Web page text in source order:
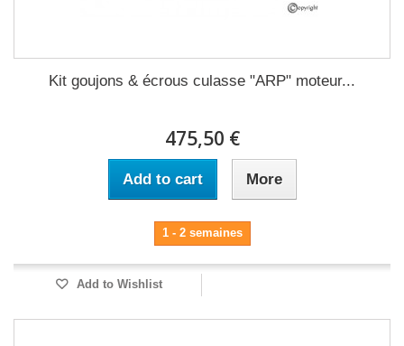
Kit goujons & écrous culasse "ARP" moteur...
475,50 €
Add to cart More
1 - 2 semaines
Add to Wishlist